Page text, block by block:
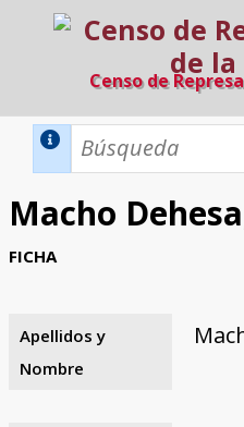
Censo de
Inicio
Búsqueda
Búsqueda
Razones y
El equipo
Colaboradores
Fuentes
Macho
FICHA
Apellidos y
Nombre